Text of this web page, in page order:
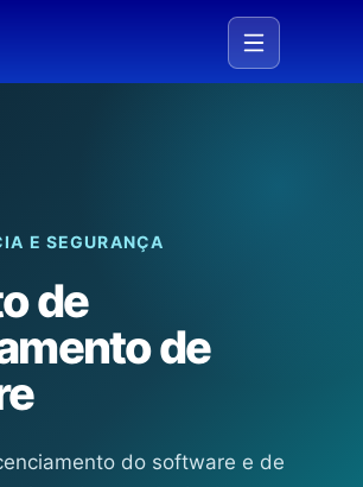
E SEGURANÇA
de
de
do software e de